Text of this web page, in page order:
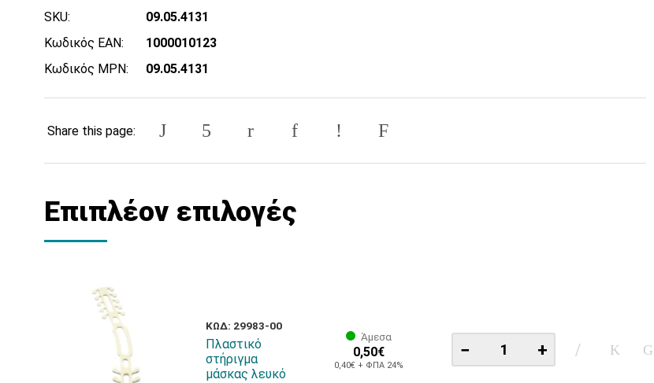
SKU:
09.05.4131
Κωδικός EAN:
1000010123
Κωδικός MPN:
09.05.4131
Share this page:
Επιπλέον επιλογές
ΚΩΔ: 29983-00
Πλαστικό
στήριγμα
μάσκας λευκό
Άμεσα
0,50€
0,40€ + ΦΠΑ 24%
− +